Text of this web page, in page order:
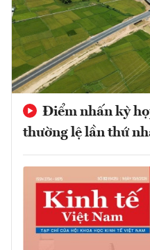
Điểm nhấn kỳ
thường lệ lần thứ